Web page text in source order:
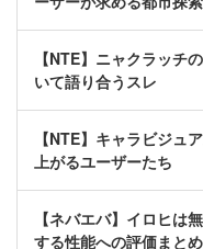
【NTE】ニャクラッチ
いて語り合うスレ
【NTE】キャラビジュ
上がるユーザーたち
【ネバエバ】イロヒは
する性能への評価まとめ